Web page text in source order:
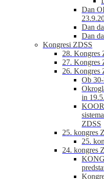
Dan
Dan
Dan
Kongresi ZDSS
28. Kongres
27. Kongres
26. Kongres
Ob
in
ZDSS
25. kongres
25.
24. kongres